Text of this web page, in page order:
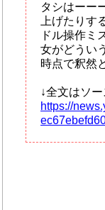
タシはーー
上げたりす
ドル操作ミ
女がどうい
時点で釈然
↓全文はソ
https://